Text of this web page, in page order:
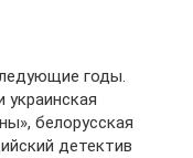
годы.
белорусская
детектив